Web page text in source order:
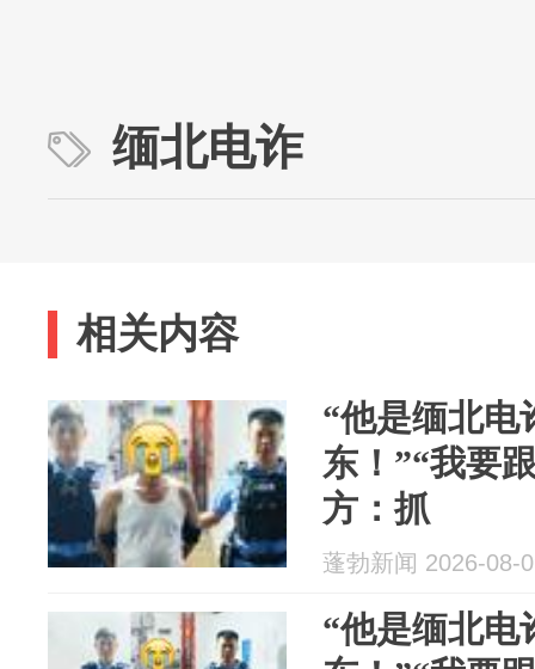
缅北电诈
相关内容
“他是缅北电
东！”“我要
方：抓
蓬勃新闻 2026-08-
“他是缅北电